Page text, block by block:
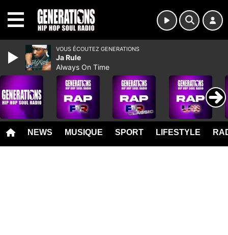
NEWS MUSIQUE SPORT LIFESTYLE
VOUS ÉCOUTEZ GENERATIONS
Ja Rule
Always On Time